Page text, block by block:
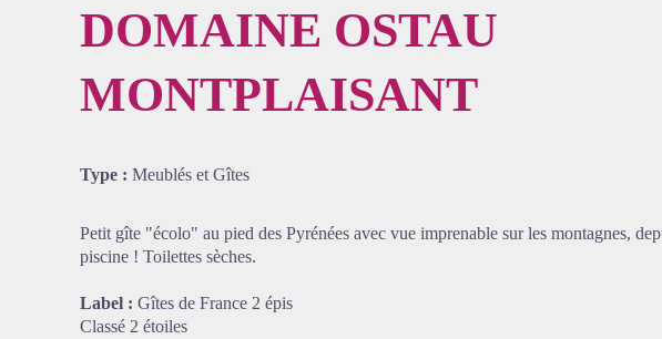
Voir l'image en plein écran
DOMAINE OSTAU
MONTPLAISANT
Type : Meublés et Gîtes
Petit gîte "écolo" au pied des Pyrénées avec vue imprenable sur les montagnes,
piscine ! Toilettes sèches.
Label : Gîtes de France 2 épis
Classé 2 étoiles